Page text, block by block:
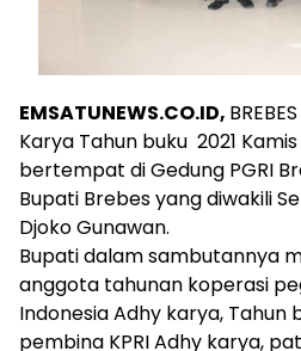
EMSATUNEWS.CO.ID,
Karya Tahun buku 2021
bertempat di Gedung PGRI
Bupati Brebes yang diwakili
Djoko Gunawan.
Bupati dalam sambutannya
anggota tahunan koperasi
Indonesia Adhy karya, Tahun
pembina KPRI Adhy karya,